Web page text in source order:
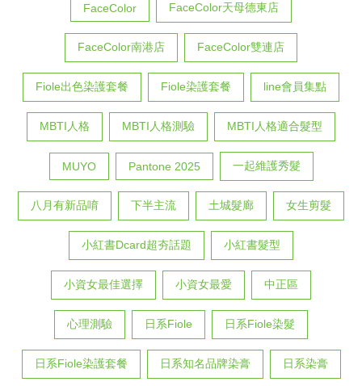
FaceColor FaceColor天母德東店
FaceColor南港店 FaceColor雙連店
Fiole出色染護套餐 Fiole染護套餐 line會員集點
MBTI人格 MBTI人格測驗 MBTI人格適合髮型
MUYO Pantone 2025 一起維護秀髮
八月有新品唷 下半主流 土城髮廊 女生剪髮
小紅書Dcard超夯話題 小紅書髮型
小資女最佳選擇 小資女最愛 中正區
心理測驗 日系Fiole 日系Fiole染髮
日系Fiole染護套餐 日系知名品牌染膏 日系染膏